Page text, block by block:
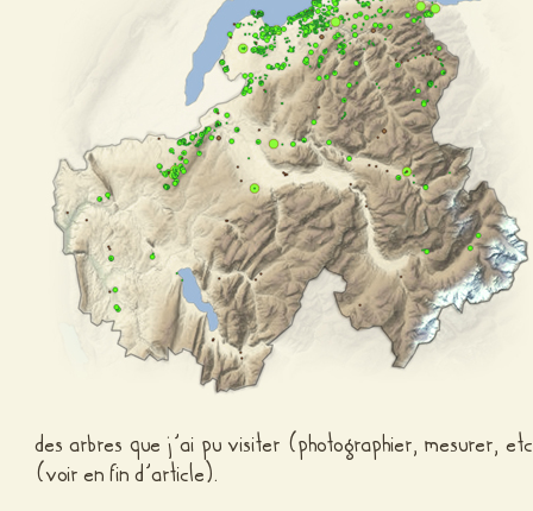
des arbres que j’ai pu visiter (photographier, mesurer,
(voir en fin d’article).